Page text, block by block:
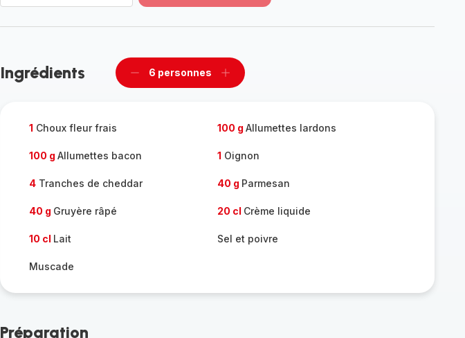
gamme
Ingrédients
Supprimer
6 personnes
Ajouter
1 Choux fleur frais 100 g Allumettes lardons
100 g Allumettes bacon 1 Oignon
4Tranches de cheddar 40 g Parmesan
40 g Gruyère râpé 20 cl Crème liquide
10 cl Lait Sel et poivre
Muscade
Préparation